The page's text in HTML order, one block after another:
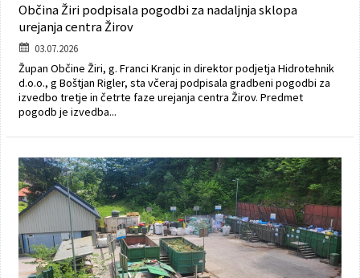
Občina Žiri podpisala pogodbi za nadaljnja sklopa
urejanja centra Žirov
03.07.2026
Župan Občine Žiri, g. Franci Kranjc in direktor podjetja Hidrotehnik
d.o.o., g Boštjan Rigler, sta včeraj podpisala gradbeni pogodbi za
izvedbo tretje in četrte faze urejanja centra Žirov. Predmet
pogodb je izvedba...